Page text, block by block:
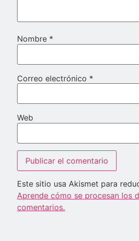
Nombre *
Correo electrónico *
Web
Este sitio usa Akismet para
Aprende cómo se procesan los
comentarios.